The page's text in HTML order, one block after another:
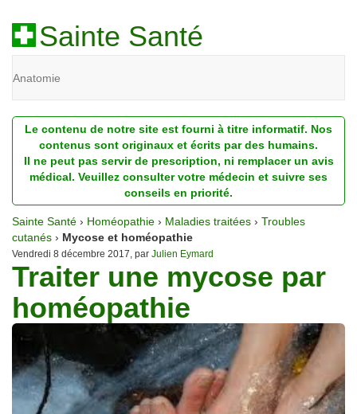
Sainte Santé
Anatomie
Diagnostic
Dossiers
Homéopathie
Nutrition
Pathologie
Psychologie
Traitements
Le contenu de notre site est fourni à titre informatif. Nos
contenus sont originaux et écrits par des humains.
Il ne peut pas servir de prescription, ni remplacer un avis
médical. Veuillez consulter votre médecin et suivre ses
conseils en priorité.
Sainte Santé › Homéopathie › Maladies traitées › Troubles
cutanés › Mycose et homéopathie
Vendredi 8 décembre 2017, par Julien Eymard
Traiter une mycose par
homéopathie